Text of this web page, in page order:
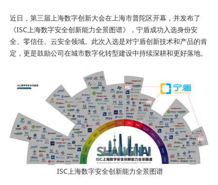
近日，第三届上海数字创新大会在上海市普陀区开幕，并发布了
《ISC上海数字安全创新能力全景图谱》，宁盾成功入选身份安
全、零信任、云安全领域。此次入选是对宁盾创新技术和产品的肯
定，更是鼓励公司在城市数字化转型建设中持续深耕和更好落地。
ISC上海数字安全创新能力全景图谱